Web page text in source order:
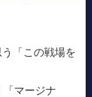
「この戦場を
「マージナ